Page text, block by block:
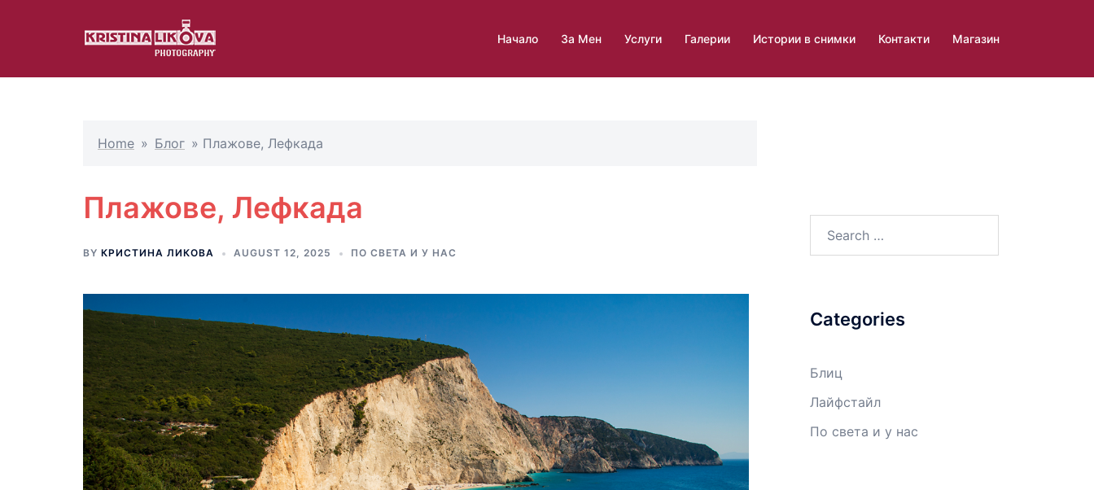
Начало За Мен Услуги Галерии Истории в снимки Контакти Магазин
Home » Блог » Плажове, Лефкада
Плажове, Лефкада
BY КРИСТИНА ЛИКОВА AUGUST 12, 2025 ПО СВЕТА И У НАС
Categories
Блиц
Лайфстайл
По света и у нас